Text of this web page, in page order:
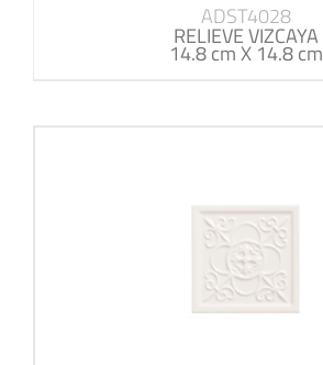
ADST4028
RELIEVE VIZCAYA
14.8 cm X 14.8 cm